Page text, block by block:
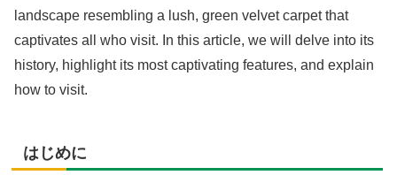
landscape resembling a lush, green velvet carpet that
captivates all who visit. In this article, we will delve into its
history, highlight its most captivating features, and explain
how to visit.
はじめに